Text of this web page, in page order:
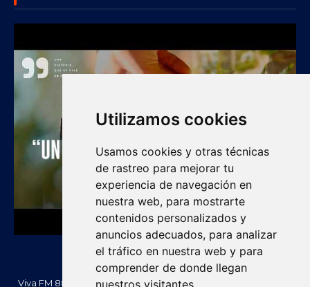
Utilizamos cookies
Usamos cookies y otras técnicas
de rastreo para mejorar tu
experiencia de navegación en
nuestra web, para mostrarte
contenidos personalizados y
anuncios adecuados, para analizar
el tráfico en nuestra web y para
comprender de donde llegan
nuestros visitantes.
Viva FM 88.2 FM es una emisora comunitaria de Villanueva, La